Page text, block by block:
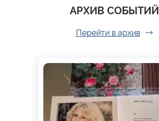
АРХИВ СОБЫТИЙ
Перейти в архив